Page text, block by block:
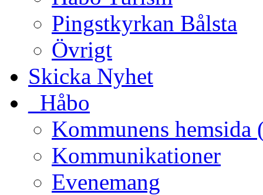
Pingstkyrkan Bålsta
Övrigt
Skicka Nyhet
_Håbo
Kommunens hemsida
Kommunikationer
Evenemang